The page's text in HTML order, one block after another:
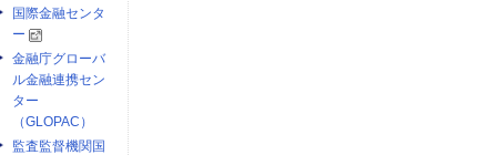
国際金融センタ
ー
金融庁グローバ
ル金融連携セン
ター
（GLOPAC）
監査監督機関国